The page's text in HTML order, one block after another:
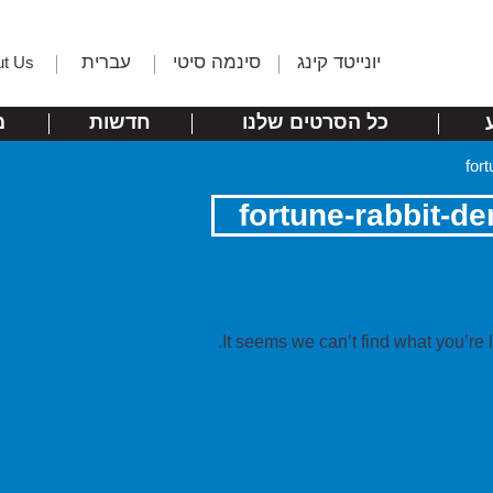
יונייטד קינג סינמה סיטי עברית Us
כל הסרטים שלנו חדשות
fortune-rabbit-
It seems we can’t find what